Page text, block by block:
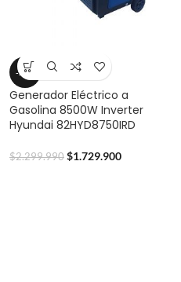
-25%
Generador Eléctrico a
Gasolina 8500W Inverter
Hyundai 82HYD8750IRD
$2.299.990 $1.729.900